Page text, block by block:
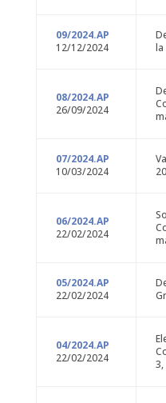
09/2024.AP
12/12/2024
la
08/2024.AP
26/09/2024
07/2024.AP
10/03/2024
06/2024.AP
22/02/2024
05/2024.AP
22/02/2024
04/2024.AP
22/02/2024